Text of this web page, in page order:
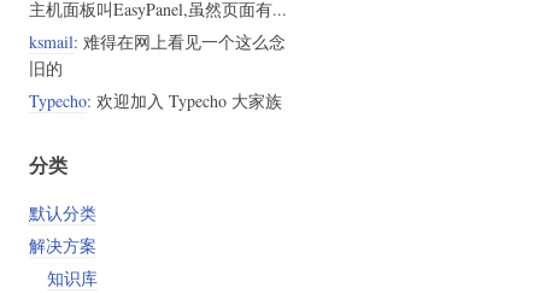
主机面板叫EasyPanel,虽然页面有...
ksmail: 难得在网上看见一个这么念
旧的
Typecho: 欢迎加入 Typecho 大家族
分类
默认分类
解决方案
知识库